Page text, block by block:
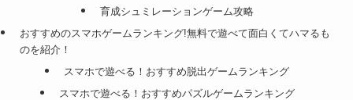
育成シュミレーションゲーム攻略
おすすめのスマホゲームランキング!無料で遊べて面白くてハマるも
のを紹介！
スマホで遊べる！おすすめ脱出ゲームランキング
スマホで遊べる！おすすめパズルゲームランキング